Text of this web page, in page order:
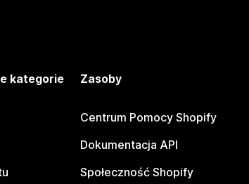
kategorie Zasoby
Centrum Pomocy Shopify
Dokumentacja API
Społeczność Shopify